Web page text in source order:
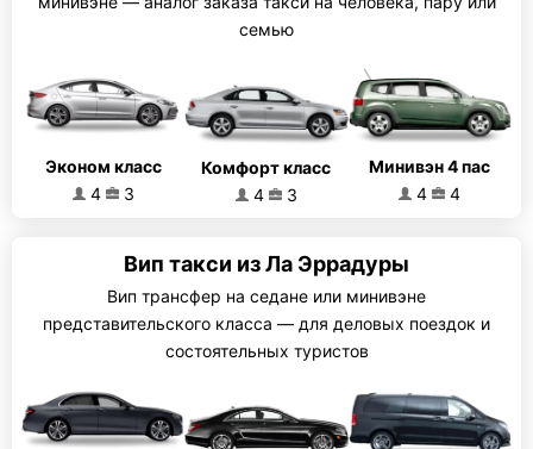
семью
Эконом класс
4
3
Комфорт класс
4
3
Минивэн 4 пас
4
4
Вип такси из Ла Эррадуры
Вип трансфер на седане или минивэне
представительского класса — для деловых поездок и
состоятельных туристов